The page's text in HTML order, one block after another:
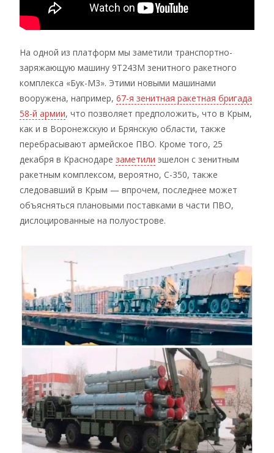
На одной из платформ мы заметили транспортно-
заряжающую машину 9Т243М зенитного ракетного
комплекса «Бук-М3». Этими новыми машинами
вооружена, например, 67-я зенитная ракетная бригада
58-й армии, что позволяет предположить, что в Крым,
как и в Воронежскую и Брянскую области, также
перебрасывают армейское ПВО. Кроме того, 25
декабря в Краснодаре заметили эшелон с зенитным
ракетным комплексом, вероятно, С-350, также
следовавший в Крым — впрочем, последнее может
объясняться плановыми поставками в части ПВО,
дислоцированные на полуострове.